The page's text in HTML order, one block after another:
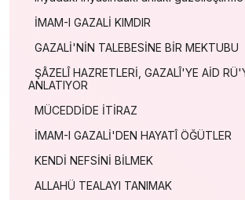
İMAM-I GAZALİ KIMDIR
GAZALİ'NİN TALEBESİNE BİR MEKTUBU
ŞÂZELÎ HAZRETLERİ, GAZALÎ'YE AİD
ANLATIYOR
MÜCEDDİDE İTİRAZ
İMAM-I GAZALİ'DEN HAYATÎ ÖĞÜTLER
KENDİ NEFSİNİ BİLMEK
ALLAHÜ TEALAYI TANIMAK